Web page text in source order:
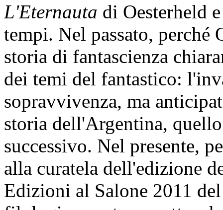
L'Eternauta di Oesterheld
tempi. Nel passato, perché
storia di fantascienza
dei temi del fantastico:
sopravvivenza, ma
storia dell'Argentina,
successivo. Nel presente,
alla curatela dell'edizione
Edizioni al Salone 2011